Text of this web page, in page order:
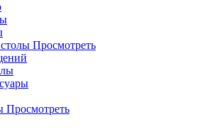
Просмотреть
Просмотреть